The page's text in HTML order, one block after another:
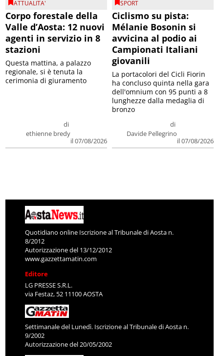
ATTUALITA'
Corpo forestale della
Valle d’Aosta: 12 nuovi
agenti in servizio in 8
stazioni
di
ethienne bredy
il 07/08/2026
Questa mattina, a palazzo
regionale, si è tenuta la
cerimonia di giuramento
SPORT
Ciclismo su pista:
Mélanie Bosonin si
avvicina al podio ai
Campionati Italiani
giovanili
di
Davide Pellegrino
il 07/08/2026
La portacolori del Cicli Fiorin
ha concluso quinta nella gara
dell'omnium con 95 punti a 8
lunghezze dalla medaglia di
bronzo
Quotidiano online Iscrizione al Tribunale di Aosta n.
8/2012
Autorizzazione del 13/12/2012
www.gazzettamatin.com
Editore
LG PRESSE S.R.L.
via Festaz, 52 11100 AOSTA
Settimanale del Lunedì. Iscrizione al Tribunale di Aosta n.
9/2002
Autorizzazione del 20/05/2002